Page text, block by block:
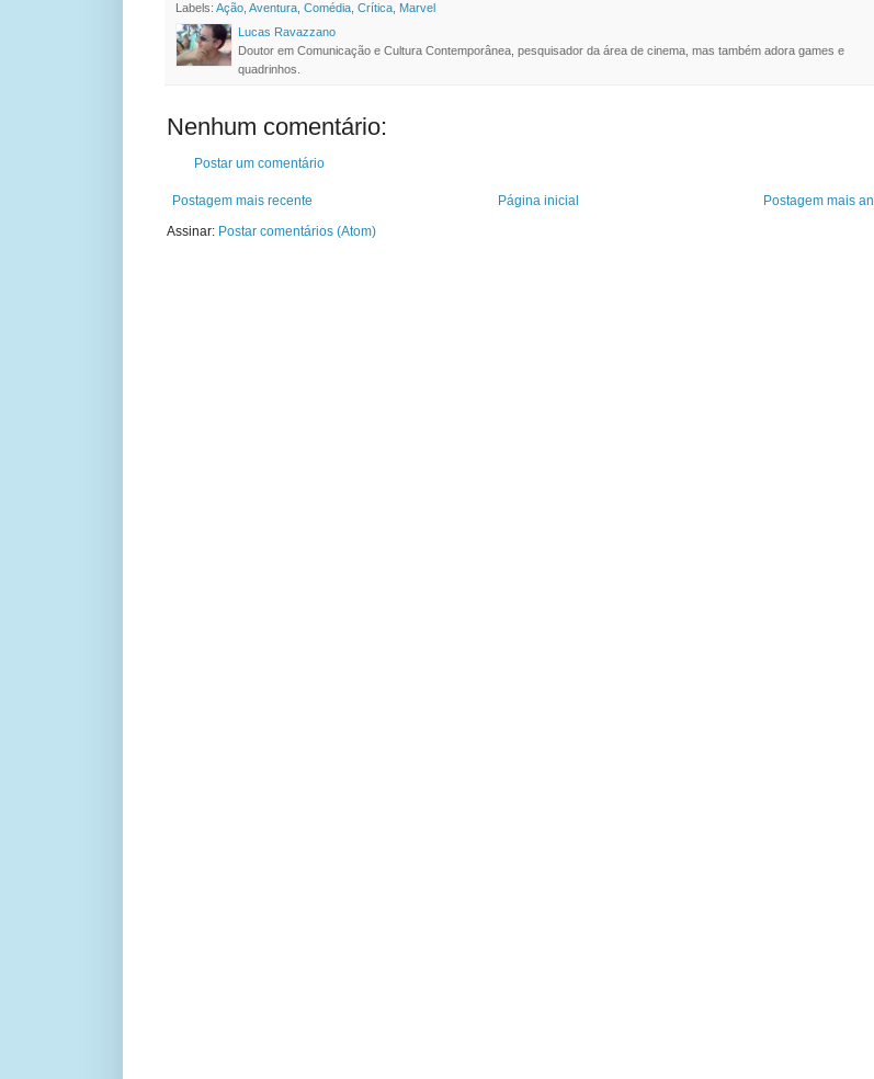
Labels: Ação Aventura Comédia Crítica Marvel
Lucas Ravazzano
Doutor em Comunicação e Cultura Contemporânea, pesquisador da área de cinema, mas também adora games e
quadrinhos.
Nenhum comentário:
Postar um comentário
Postagem mais recente Postagem mais
Página inicial
Assinar: Postar comentários (Atom)